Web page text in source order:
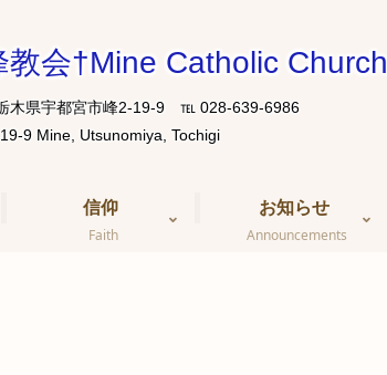
会†Mine Catholic Church
木県宇都宮市峰2-19-9 ℡ 028-639-6986
信仰
Faith
お知らせ
Announcements